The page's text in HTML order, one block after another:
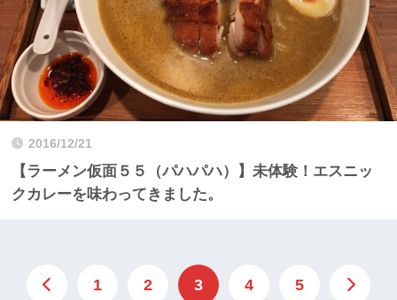
2016/12/21
【ラーメン仮面５５（パハパハ）】未体験！エスニッ
クカレーを味わってきました。
1 2 3 4 5